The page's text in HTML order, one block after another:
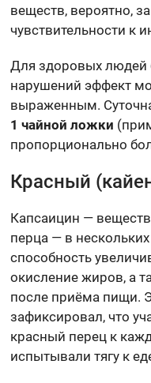
веществ, вероятно,
чувствительности к
Для здоровых людей
нарушений эффект
выраженным.
1 чайной ложки
пропорционально
Красный
Капсаицин —
перца — в
способность
окисление жиров, а
после приёма пищи.
зафиксировал, что
красный перец к
испытывали тягу к